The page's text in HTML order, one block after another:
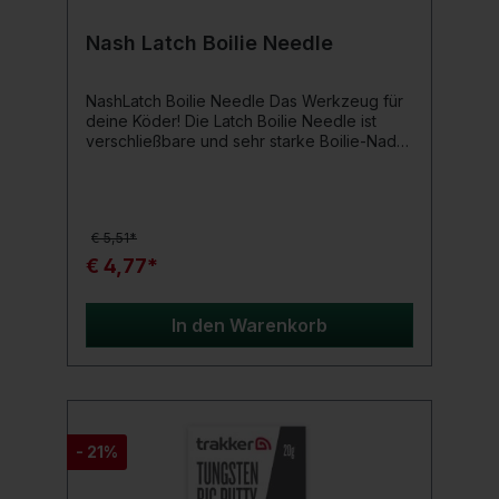
Nash Latch Boilie Needle
NashLatch Boilie Needle Das Werkzeug für
deine Köder! Die Latch Boilie Needle ist
verschließbare und sehr starke Boilie-Nadel.
befindet sich auch das beliebte Nash-Fisch-
Logo. Produktdetails: verschließbare Boilie-
Nadel ergonomisch geformter, weicher Griff
Farbe: Gelb/Schwarz das beliebte Nash-
Fisch-Logo auf dem Griff
€ 5,51*
€ 4,77*
In den Warenkorb
- 21%